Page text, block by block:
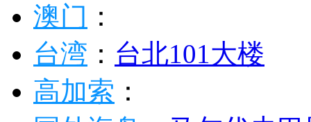
澳门 ：
台湾 ： 台北101大楼
高加索 ：